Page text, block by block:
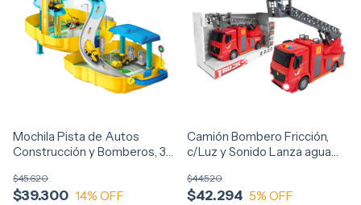
Mochila Pista de Autos
Construcción y Bomberos, 37
$39.300
$45.620
14% OFF
Camión Bombero Fricción,
c/Luz y Sonido Lanza agua
$42.294
$44.520
5% OFF